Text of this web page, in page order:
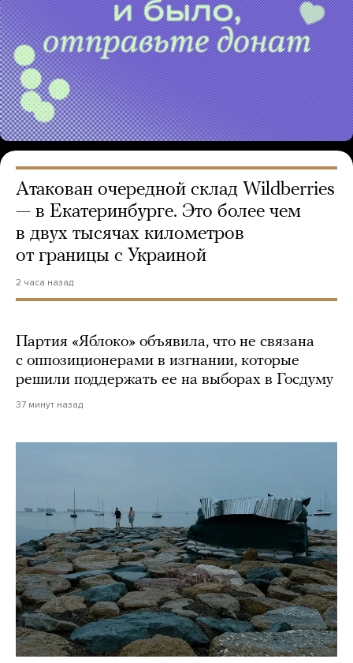
Атакован очередной склад Wildberries
— в Екатеринбурге. Это более чем
в двух тысячах километров
от границы с Украиной
2 часа назад
Партия «Яблоко» объявила, что не связана
с оппозиционерами в изгнании, которые
решили поддержать ее на выборах в Госдуму
37 минут назад